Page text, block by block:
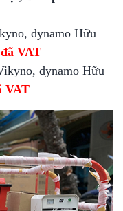
dynamo Hữu
VAT
dynamo Hữu
VAT